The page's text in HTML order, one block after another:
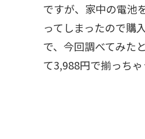
ですが、家中の電池
ってしまったので購
で、今回調べてみた
て3,988円で揃っち